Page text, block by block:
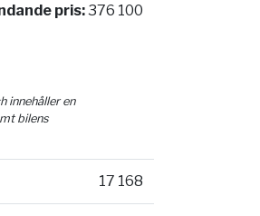
pris:376 100
innehåller en
bilens
17 168